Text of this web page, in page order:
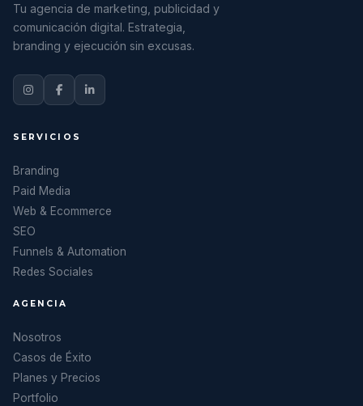
Tu agencia de marketing, publicidad y
comunicación digital. Estrategia,
branding y ejecución sin excusas.
SERVICIOS
Branding
Paid Media
Web & Ecommerce
SEO
Funnels & Automation
Redes Sociales
AGENCIA
Nosotros
Casos de Éxito
Planes y Precios
Portfolio